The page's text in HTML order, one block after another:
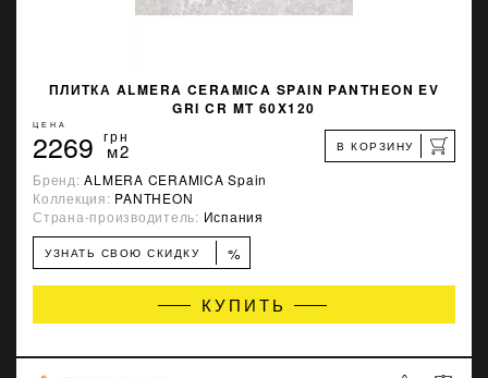
ПЛИТКА ALMERA CERAMICA SPAIN PANTHEON EV
GRI CR MT 60X120
ЦЕНА
2269 грн
м2 В КОРЗИНУ
Бренд:ALMERA CERAMICA Spain
Коллекция: PANTHEON
Страна-производитель: Испания
УЗНАТЬ СВОЮ СКИДКУ %
КУПИТЬ